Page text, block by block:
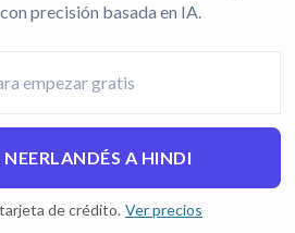
precisión basada en IA.
A HINDI
de crédito. Ver precios